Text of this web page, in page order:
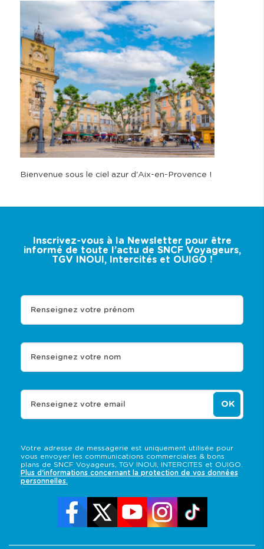
provençal !
Bienvenue sous le ciel azur d'Aix-en-Provence !
Inscrivez-vous à la Newsletter pour être
informé de toute l’actu de SNCF Voyageurs,
TGV INOUI, Intercités et OUIGO !
Votre adresse de messagerie est uniquement utilisée pour
vous envoyer les communications commerciales & bons
plans de SNCF Voyageurs, TGV INOUI, INTERCITES et OUIGO.
Plus d'informations concernant la protection de vos données
personnelles.
Renseignez votre prénom
Renseignez votre nom
Renseignez votre email OK